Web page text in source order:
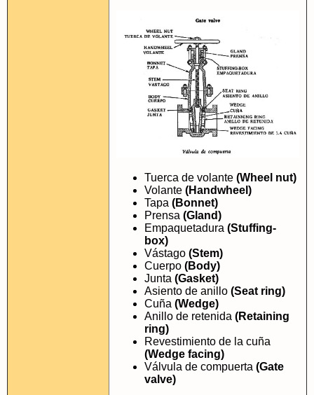
Tuerca de volante (Wheel nut)
Volante (Handwheel)
Tapa (Bonnet)
Prensa (Gland)
Empaquetadura (Stuffing-
box)
Vástago (Stem)
Cuerpo (Body)
Junta (Gasket)
Asiento de anillo (Seat ring)
Cuña (Wedge)
Anillo de retenida (Retaining
ring)
Revestimiento de la cuña
(Wedge facing)
Válvula de compuerta (Gate
valve)